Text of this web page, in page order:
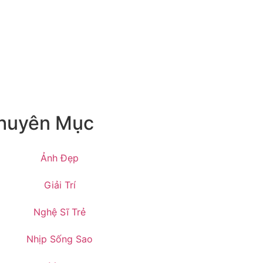
Mục
Ảnh Đẹp
Giải Trí
Nghệ Sĩ Trẻ
Nhịp Sống Sao